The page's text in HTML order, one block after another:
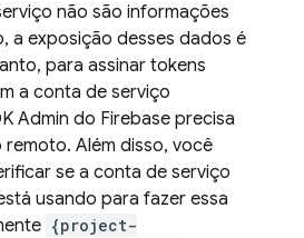
não são informações
a exposição desses dados é
para assinar tokens
a conta de serviço
Admin do Firebase precisa
Além disso, você
se a conta de serviço
usando para fazer essa
{project-